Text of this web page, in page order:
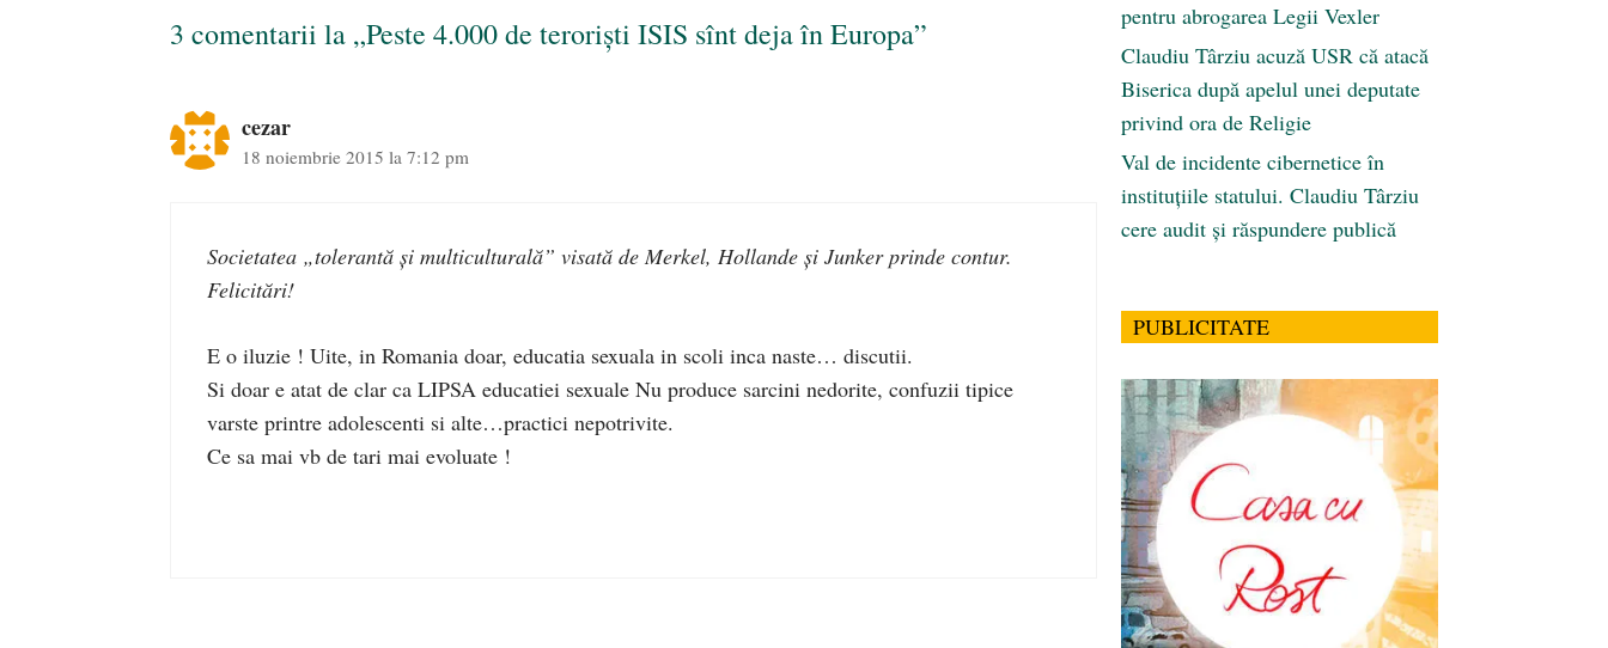
3 comentarii la „Peste 4.000 de teroriști ISIS sînt deja în Europa”
cezar
18 noiembrie 2015 la 7:12 pm
Societatea „tolerantă și multiculturală” visată de Merkel, Hollande și Junker prinde contur.
Felicitări!
E o iluzie ! Uite, in Romania doar, educatia sexuala in scoli inca naste… discutii.
Si doar e atat de clar ca LIPSA educatiei sexuale Nu produce sarcini nedorite, confuzii tipice
varste printre adolescenti si alte…practici nepotrivite.
Ce sa mai vb de tari mai evoluate !
pentru abrogarea Legii Vexler
Claudiu Târziu acuză USR că atacă
Biserica după apelul unei deputate
privind ora de Religie
Val de incidente cibernetice în
instituțiile statului. Claudiu Târziu
cere audit și răspundere publică
PUBLICITATE